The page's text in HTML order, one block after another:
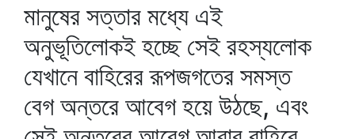
মানুষের সত্তার মধ্যে এই
অনুভূতিলোকই হচ্ছে সেই রহস্যলোক
যেখানে বাহিরের রূপজগতের সমস্ত
বেগ অন্তরে আবেগ হয়ে উঠছে, এবং